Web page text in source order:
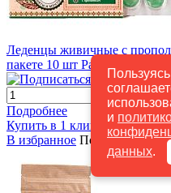
и
данных.
Леденцы живичные с
пакете 10 шт Радоград
Подписаться
Подробнее
Купить в 1 клик
К
В избранное Под заказ